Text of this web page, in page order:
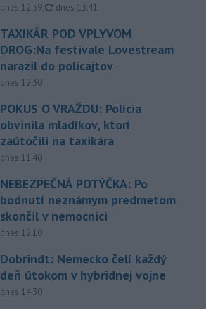
dnes 12:59, aktualizované
dnes 13:41
TAXIKÁR POD VPLYVOM
DROG:Na festivale Lovestream
narazil do policajtov
dnes 12:30
POKUS O VRAŽDU: Polícia
obvinila mladíkov, ktorí
zaútočili na taxikára
dnes 11:40
NEBEZPEČNÁ POTÝČKA: Po
bodnutí neznámym predmetom
skončil v nemocnici
dnes 12:10
Dobrindt: Nemecko čelí každý
deň útokom v hybridnej vojne
dnes 14:30